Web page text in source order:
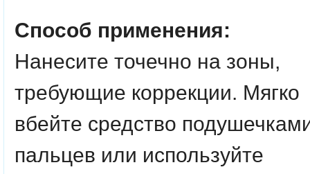
Способ применения:
Нанесите точечно на зоны,
требующие коррекции. Мягко
вбейте средство
пальцев или используйте